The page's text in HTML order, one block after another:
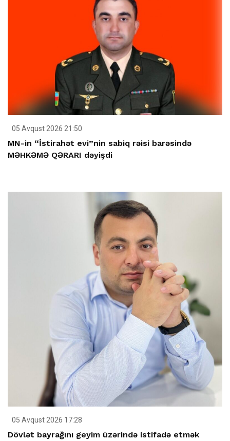
05 Avqust 2026 21:50
MN-in “İstirahət evi”nin sabiq rəisi barəsində
MƏHKƏMƏ QƏRARI dəyişdi
05 Avqust 2026 17:28
Dövlət bayrağını geyim üzərində istifadə etmək